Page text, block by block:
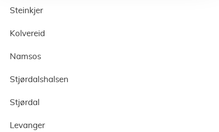
Steinkjer
Kolvereid
Namsos
Stjørdalshalsen
Stjørdal
Levanger